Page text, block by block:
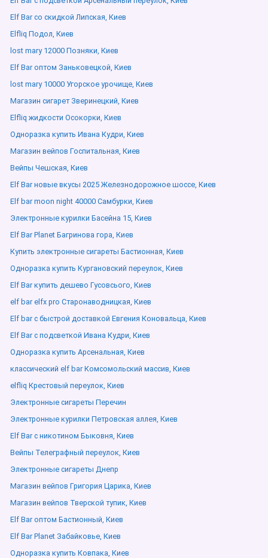
Elf Bar со скидкой Липская, Киев
Elfliq Подол, Киев
lost mary 12000 Позняки, Киев
Elf Bar оптом Заньковецкой, Киев
lost mary 10000 Угорское урочище, Киев
Магазин сигарет Зверинецкий, Киев
Elfliq жидкости Осокорки, Киев
Одноразка купить Ивана Кудри, Киев
Магазин вейпов Госпитальная, Киев
Вейпы Чешская, Киев
Elf Bar новые вкусы 2025 Железнодорожное шоссе, Киев
Elf bar moon night 40000 Самбурки, Киев
Электронные курилки Басейна 15, Киев
Elf Bar Planet Багринова гора, Киев
Купить электронные сигареты Бастионная, Киев
Одноразка купить Кургановский переулок, Киев
Elf Bar купить дешево Гусовсього, Киев
elf bar elfx pro Старонаводницкая, Киев
Elf bar с быстрой доставкой Евгения Коновальца, Киев
Elf Bar с подсветкой Ивана Кудри, Киев
Одноразка купить Арсенальная, Киев
классический elf bar Комсомольский массив, Киев
elfliq Крестовый переулок, Киев
Электронные сигареты Перечин
Электронные курилки Петровская аллея, Киев
Elf Bar с никотином Быковня, Киев
Вейпы Телеграфный переулок, Киев
Электронные сигареты Днепр
Магазин вейпов Григория Царика, Киев
Магазин вейпов Тверской тупик, Киев
Elf Bar оптом Бастионный, Киев
Elf Bar Planet Забайковье, Киев
Одноразка купить Ковпака, Киев